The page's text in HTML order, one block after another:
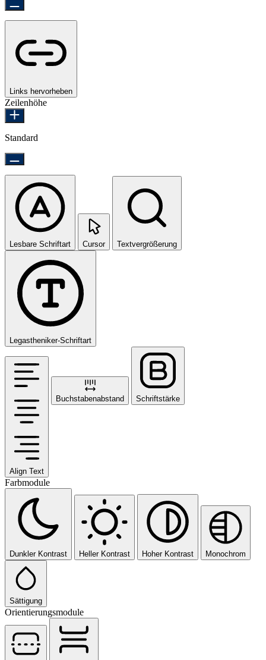
Links hervorheben
Zeilenhöhe
Standard
Lesbare Schriftart Cursor Textvergrößerung
Legastheniker-Schriftart
Align Text
Buchstabenabstand Schriftstärke
Farbmodule
Dunkler Kontrast Heller Kontrast Hoher Kontrast Monochrom
Sättigung
Orientierungsmodule